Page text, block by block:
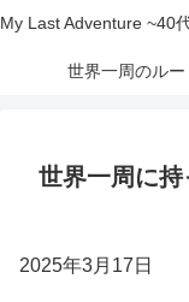
世界一周のルー
世界一周に
2025年3月17日